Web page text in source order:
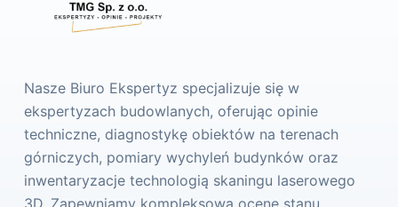
Nasze Biuro Ekspertyz specjalizuje się w
ekspertyzach budowlanych, oferując opinie
techniczne, diagnostykę obiektów na terenach
górniczych, pomiary wychyleń budynków oraz
inwentaryzacje technologią skaningu laserowego